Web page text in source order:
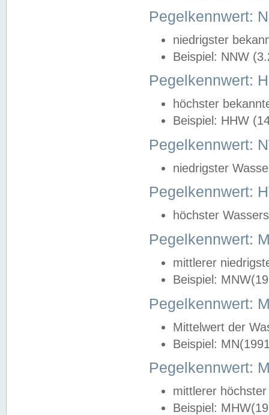
Pegelkennwert:
niedrigster
Beispiel: NNW
Pegelkennwert:
höchster
Beispiel: HHW
Pegelkennwert:
niedrigster
Pegelkennwert:
höchster
Pegelkennwert:
mittlerer
Beispiel:
Pegelkennwert:
Mittelwert der
Beispiel:
Pegelkennwert:
mittlerer
Beispiel: